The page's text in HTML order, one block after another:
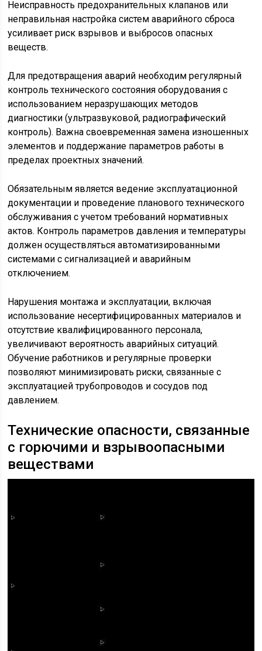
Неисправность предохранительных клапанов или
неправильная настройка систем аварийного сброса
усиливает риск взрывов и выбросов опасных
веществ.
Для предотвращения аварий необходим регулярный
контроль технического состояния оборудования с
использованием неразрушающих методов
диагностики (ультразвуковой, радиографический
контроль). Важна своевременная замена изношенных
элементов и поддержание параметров работы в
пределах проектных значений.
Обязательным является ведение эксплуатационной
документации и проведение планового технического
обслуживания с учетом требований нормативных
актов. Контроль параметров давления и температуры
должен осуществляться автоматизированными
системами с сигнализацией и аварийным
отключением.
Нарушения монтажа и эксплуатации, включая
использование несертифицированных материалов и
отсутствие квалифицированного персонала,
увеличивают вероятность аварийных ситуаций.
Обучение работников и регулярные проверки
позволяют минимизировать риски, связанные с
эксплуатацией трубопроводов и сосудов под
давлением.
Технические опасности, связанные
с горючими и взрывоопасными
веществами